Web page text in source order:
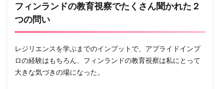
フィンランドの教育視察でたくさん聞かれた２
つの問い
レジリエンスを学ぶまでのインプットで、アプライドインプ
ロの経験はもちろん、フィンランドの教育視察は私にとって
大きな気づきの場になった。